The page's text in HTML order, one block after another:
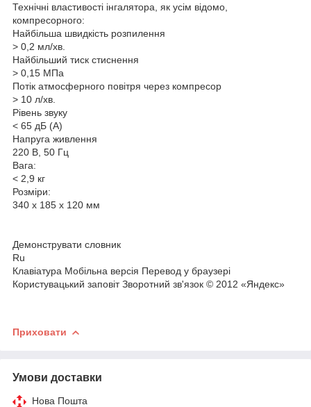
Технічні властивості інгалятора, як усім відомо,
компресорного:
Найбільша швидкість розпилення
> 0,2 мл/хв.
Найбільший тиск стиснення
> 0,15 МПа
Потік атмосферного повітря через компресор
> 10 л/хв.
Рівень звуку
< 65 дБ (А)
Напруга живлення
220 В, 50 Гц
Вага:
< 2,9 кг
Розміри:
340 х 185 х 120 мм
Демонструвати словник
Ru
Клавіатура Мобільна версія Перевод у браузері
Користувацький заповіт Зворотний зв'язок © 2012 «Яндекс»
Приховати
Умови доставки
Нова Пошта